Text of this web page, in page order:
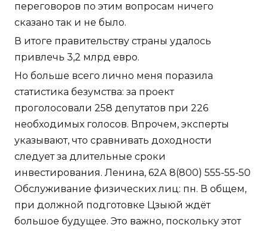
переговоров по этим вопросам ничего
сказано так и не было.
В итоге правительству страны удалось
привлечь 3,2 млрд евро.
Но больше всего лично меня поразила
статистика безумства: за проект
проголосовали 258 депутатов при 226
необходимых голосов. Впрочем, эксперты
указывают, что сравнивать доходности
следует за длительные сроки
инвестирования. Ленина, 62А 8(800) 555-55-50
Обслуживание физических лиц: пн. В общем,
при должной подготовке Цзыюй ждёт
большое будущее. Это важно, поскольку этот